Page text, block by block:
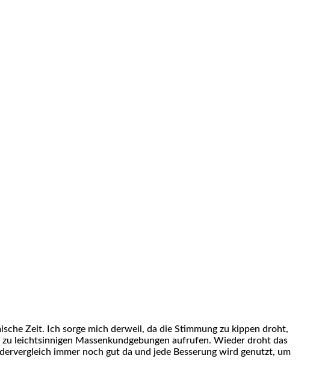
Zeit. Ich sorge mich derweil, da die Stimmung zu kippen droht,
leichtsinnigen Massenkundgebungen aufrufen. Wieder droht das
immer noch gut da und jede Besserung wird genutzt, um